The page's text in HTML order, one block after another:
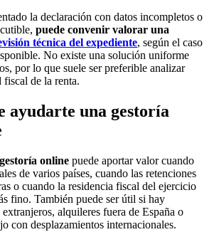
la declaración con datos incompletos o
puede convenir valorar una
técnica del expediente, según el caso
No existe una solución uniforme
por lo que suele ser preferible analizar
de la renta.
ayudarte una gestoría
gestoría online puede aportar valor cuando
de varios países, cuando las retenciones
o cuando la residencia fiscal del ejercicio
fino. También puede ser útil si hay
alquileres fuera de España o
con desplazamientos internacionales.